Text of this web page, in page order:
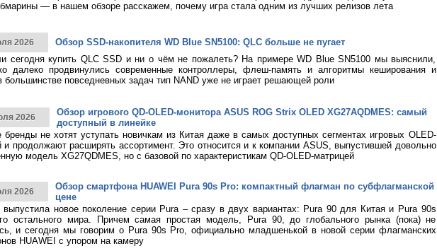
— в нашем обзоре расскажем, почему игра стала одним из лучших релизов лета
2026
Обзор SSD-накопителя WD Blue SN5100: QLC больше не пугает
сегодня купить QLC SSD и ни о чём не пожалеть? На примере WD Blue SN5100 мы выяснили,
далеко продвинулись современные контроллеры, флеш-память и алгоритмы кеширования и
большинстве повседневных задач тип NAND уже не играет решающей роли
2026
Обзор игрового QD-OLED-монитора ASUS ROG Strix OLED XG27AQDMES: самый
доступный в линейке
бренды не хотят уступать новичкам из Китая даже в самых доступных сегментах игровых OLED-
и продолжают расширять ассортимент. Это относится и к компании ASUS, выпустившей довольно
модель XG27QDMES, но с базовой по характеристикам QD-OLED-матрицей
2026
Обзор смартфона HUAWEI Pura 90s Pro: компактный флагман по субфлагманской
цене
выпустила новое поколение серии Pura – сразу в двух вариантах: Pura 90 для Китая и Pura 90s
остального мира. Причем самая простая модель, Pura 90, до глобального рынка (пока) не
и сегодня мы говорим о Pura 90s Pro, официально младшенькой в новой серии флагманских
HUAWEI с упором на камеру